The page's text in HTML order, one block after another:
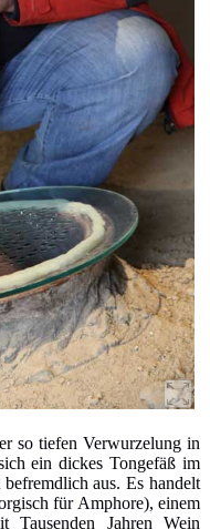
so tiefen Verwurzelung in
ein dickes Tongefäß im
aus. Es handelt
für Amphore), einem
Tausenden Jahren Wein